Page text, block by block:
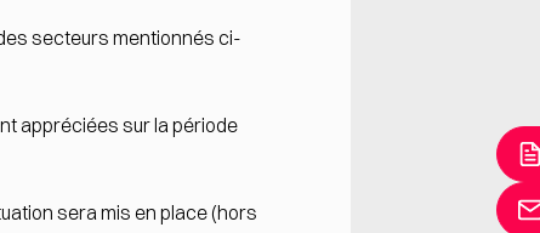
secteurs mentionnés ci-
appréciées sur la période
sera mis en place (hors